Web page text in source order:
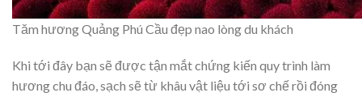
Tăm hương Quảng Phú Cầu đẹp nao lòng du khách
Khi tới đây bạn sẽ được tận mắt chứng kiến quy trình làm
hương chu đáo, sạch sẽ từ khâu vật liệu tới sơ chế rồi đóng